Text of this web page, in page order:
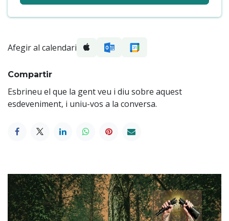
Afegir al calendari
Compartir
Esbrineu el que la gent veu i diu sobre aquest
esdeveniment, i uniu-vos a la conversa.